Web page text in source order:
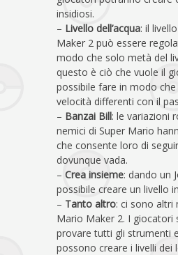
insidiosi.
– Livello dell’acqua: il
Maker 2 può essere
modo che solo metà del
questo è ciò che vuole il
possibile fare in modo che
velocità differenti con il
– Banzai Bill: le variazioni
nemici di Super Mario
che consente loro di
dovunque vada.
– Crea insieme: dando un
possibile creare un livello
– Tanto altro: ci sono altri
Mario Maker 2. I giocatori
provare tutti gli strumenti
possono creare i livelli dei